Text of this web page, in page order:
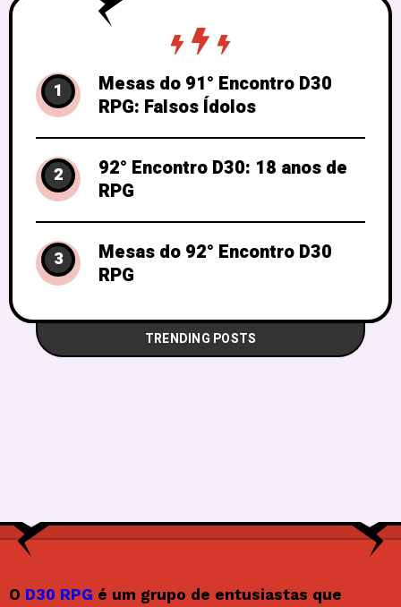
1
Mesas do 91° Encontro D30
RPG: Falsos Ídolos
2
92° Encontro D30: 18 anos de
RPG
3
Mesas do 92° Encontro D30
RPG
TRENDING POSTS
O D30 RPG é um grupo de entusiastas que